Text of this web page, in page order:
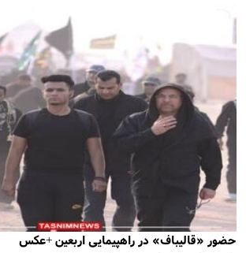
حضور «قالیباف» در راهپیمایی اربعین +عکس